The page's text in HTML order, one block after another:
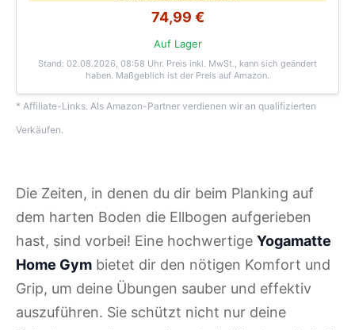
74,99 €
Auf Lager
Stand: 02.08.2026, 08:58 Uhr. Preis inkl. MwSt., kann sich geändert
haben. Maßgeblich ist der Preis auf Amazon.
* Affiliate-Links. Als Amazon-Partner verdienen wir an qualifizierten
Verkäufen.
Die Zeiten, in denen du dir beim Planking auf
dem harten Boden die Ellbogen aufgerieben
hast, sind vorbei! Eine hochwertige Yogamatte
Home Gym bietet dir den nötigen Komfort und
Grip, um deine Übungen sauber und effektiv
auszuführen. Sie schützt nicht nur deine